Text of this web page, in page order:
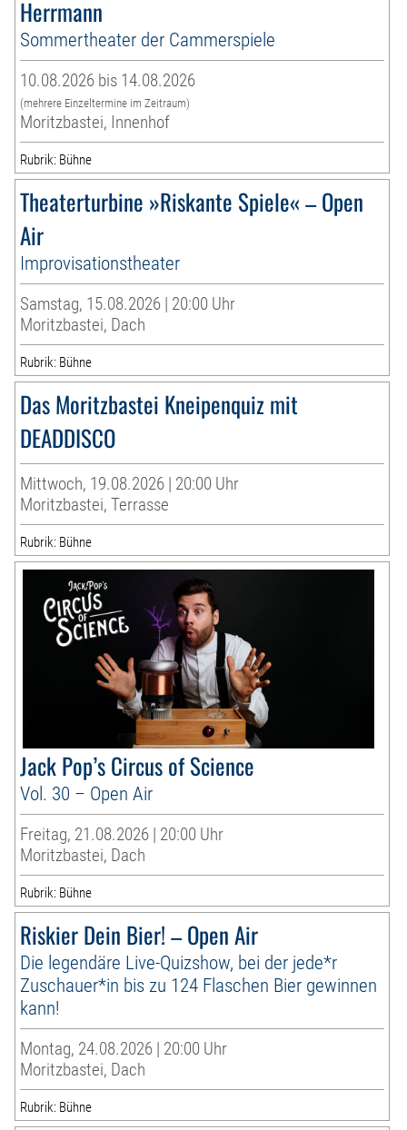
Herrmann
Sommertheater der Cammerspiele
10.08.2026 bis 14.08.2026
(mehrere Einzeltermine im Zeitraum)
Moritzbastei, Innenhof
Rubrik: Bühne
Theaterturbine »Riskante Spiele« – Open
Air
Improvisationstheater
Samstag, 15.08.2026 | 20:00 Uhr
Moritzbastei, Dach
Rubrik: Bühne
Das Moritzbastei Kneipenquiz mit
DEADDISCO
Mittwoch, 19.08.2026 | 20:00 Uhr
Moritzbastei, Terrasse
Rubrik: Bühne
Jack Pop’s Circus of Science
Vol. 30 – Open Air
Freitag, 21.08.2026 | 20:00 Uhr
Moritzbastei, Dach
Rubrik: Bühne
Riskier Dein Bier! – Open Air
Die legendäre Live-Quizshow, bei der jede*r
Zuschauer*in bis zu 124 Flaschen Bier gewinnen
kann!
Montag, 24.08.2026 | 20:00 Uhr
Moritzbastei, Dach
Rubrik: Bühne